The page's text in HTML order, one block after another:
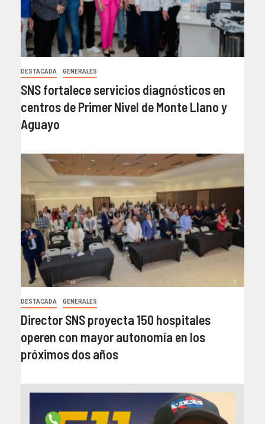
DESTACADA GENERALES
SNS fortalece servicios diagnósticos en
centros de Primer Nivel de Monte Llano y
Aguayo
DESTACADA GENERALES
Director SNS proyecta 150 hospitales
operen con mayor autonomía en los
próximos dos años